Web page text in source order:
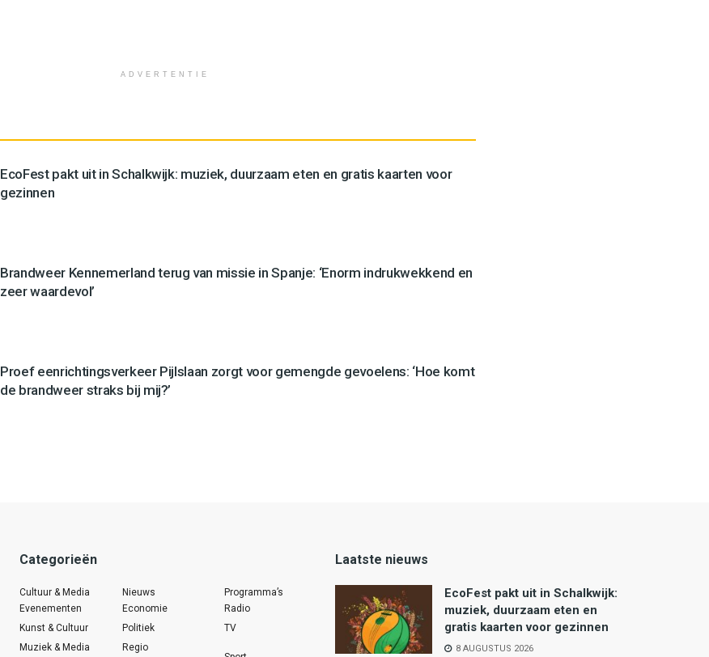
ADVERTENTIE
EcoFest pakt uit in Schalkwijk: muziek, duurzaam eten en gratis kaarten voor
gezinnen
Brandweer Kennemerland terug van missie in Spanje: ‘Enorm indrukwekkend en
zeer waardevol’
Proef eenrichtingsverkeer Pijlslaan zorgt voor gemengde gevoelens: ‘Hoe komt
de brandweer straks bij mij?’
Categorieën
Cultuur & Media
Evenementen
Kunst & Cultuur
Muziek & Media
Nieuws
Economie
Politiek
Regio
Programma’s
Radio
TV
Laatste nieuws
EcoFest pakt uit in Schalkwijk:
muziek, duurzaam eten en
gratis kaarten voor gezinnen
8 AUGUSTUS 2026